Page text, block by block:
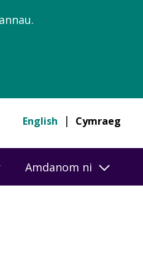
English Cymraeg
Amdanom ni